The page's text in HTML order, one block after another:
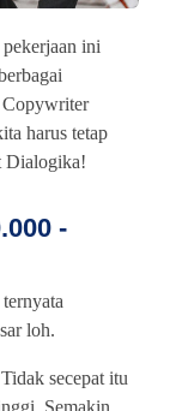
ini
Copywriter
harus tetap
Dialogika!
-
loh.
secepat itu
Semakin